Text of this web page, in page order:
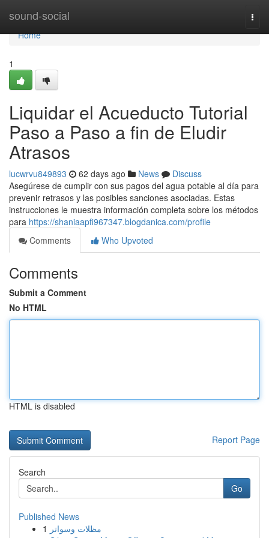
sound-social
Home
Home
1
Liquidar el Acueducto Tutorial
Paso a Paso a fin de Eludir
Atrasos
lucwrvu849893 62 days ago News
Discuss
Asegúrese de cumplir con sus pagos del agua potable al día para
prevenir retrasos y las posibles sanciones asociadas. Estas
instrucciones le muestra información completa sobre los métodos
para https://shaniaapfi967347.blogdanica.com/profile
Comments
Who Upvoted
Comments
Submit a Comment
No HTML
HTML is disabled
Report Page
Search
Go
Published News
1 مظلات وسواتر